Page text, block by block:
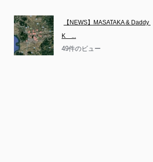
【NEWS】MASATAKA & Daddy
K　...
49件のビュー